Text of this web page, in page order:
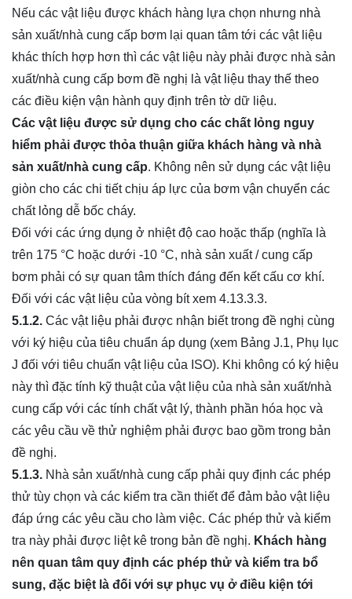
Nếu các vật liệu được khách hàng lựa chọn nhưng nhà
sản xuất/nhà cung cấp bơm lại quan tâm tới các vật liệu
khác thích hợp hơn thì các vật liệu này phải được nhà sản
xuất/nhà cung cấp bơm đề nghị là vật liệu thay thế theo
các điều kiện vận hành quy định trên tờ dữ liệu.
Các vật liệu được sử dụng cho các chất l ỏng nguy
hiểm phải được thỏa thuận giữa khách hàng và nhà
sản xuất/nhà cung cấp. Không nên sử dụng các vật liệu
giòn cho các chi tiết chịu áp lực của bơm vận chuyển các
chất lỏng dễ bốc cháy.
Đối với các ứng dụng ở nhiệt độ cao hoặc thấp (nghĩa là
trên 175 °C hoặc dưới -10 °C, nhà sản xuất / cung cấp
bơm phải có sự quan tâm thích đáng đến kết cấu cơ khí.
Đối với các vật liệu của vòng bít xem 4.13.3.3.
5.1.2. Các vật liệu phải được nhận biết trong đề nghị cùng
với ký hiệu của tiêu chuẩn áp dụng (xem Bảng J.1, Phụ lục
J đối với tiêu chuẩn vật liệu của ISO). Khi không có ký hiệu
này thì đặc tính kỹ thuật của vật liệu của nhà sản xuất/nhà
cung cấp với các tính chất vật lý, thành phần hóa học và
các yêu cầu về thử nghiệm phải được bao gồm trong bản
đề nghị.
5.1.3. Nhà sản xuất/nhà cung cấp phải quy định các phép
thử tùy chọn và các kiểm tra cần thiết để đảm bảo vật liệu
đáp ứng các yêu cầu cho làm việc. Các phép thử và kiểm
tra này phải được liệt kê trong bản đề nghị. Khách hàng
nên quan tâm quy định các phép thử và kiểm tra bổ
sung, đặc biệt là đối với sự phục vụ ởđiều kiện tới